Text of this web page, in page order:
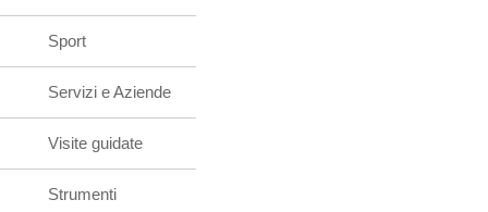
Sport
Servizi e Aziende
Visite guidate
Strumenti